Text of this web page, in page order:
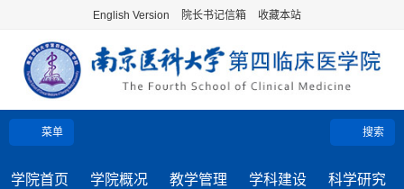
English Version 院长书记信箱 收藏本站
菜单 搜索
学院首页 学院概况 教学管理 学科建设 科学研究